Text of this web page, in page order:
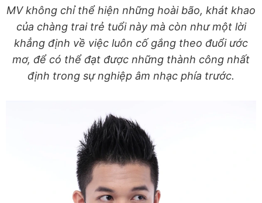
MV không chỉ thể hiện những hoài bão, khát khao
của chàng trai trẻ tuổi này mà còn như một lời
khẳng định về việc luôn cố gắng theo đuổi ước
mơ, để có thể đạt được những thành công nhất
định trong sự nghiệp âm nhạc phía trước.